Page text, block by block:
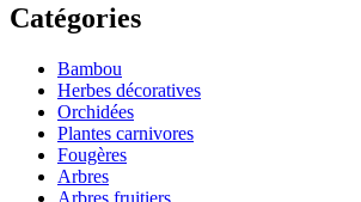
Catégories
Bambou
Herbes décoratives
Orchidées
Plantes carnivores
Fougères
Arbres
Arbres fruitiers